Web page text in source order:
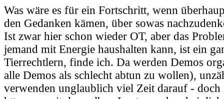
Was wäre es für ein Fortschritt, wenn
den Gedanken kämen, über sowas
Ist zwar hier schon wieder OT, aber das
jemand mit Energie haushalten kann, ist ein
Tierrechtlern, finde ich. Da werden Demos
alle Demos als schlecht abtun zu wollen),
verwenden unglaublich viel Zeit darauf - doch